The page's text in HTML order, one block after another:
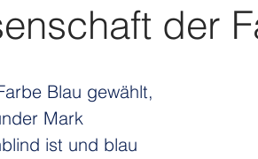
der
Blau gewählt,
Mark
ist und blau